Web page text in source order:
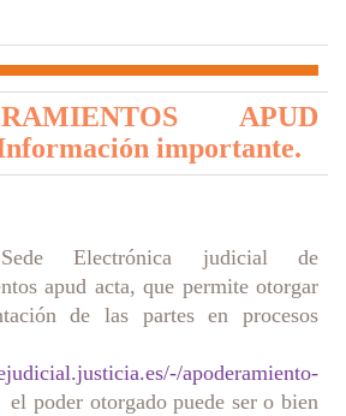
APUD
importante.
Electrónica judicial de
apud acta, que permite otorgar
de las partes en procesos
apoderamiento-
poder otorgado puede ser o bien